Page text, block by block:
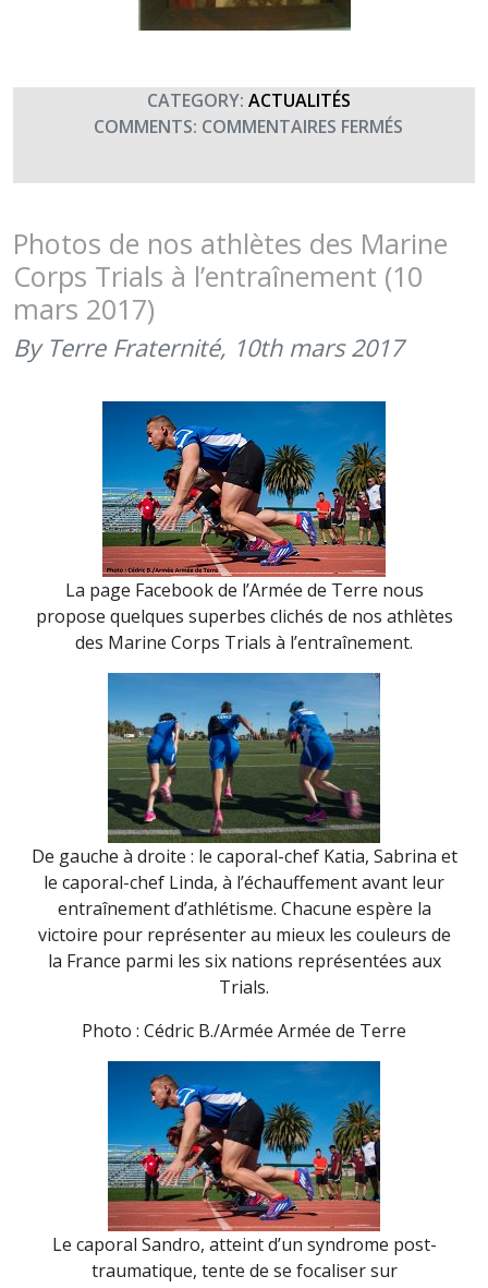
CATEGORY: ACTUALITÉS
COMMENTS: COMMENTAIRES FERMÉS
DES
«
DE
(4
Photos de nos athlètes des Marine
Corps Trials à l’entraînement (10
mars 2017)
By Terre Fraternité, 10th mars 2017
La page Facebook de l’Armée de Terre nous
propose quelques superbes clichés de nos athlètes
des Marine Corps Trials à l’entraînement.
De gauche à droite : le caporal-chef Katia, Sabrina et
le caporal-chef Linda, à l’échauffement avant leur
entraînement d’athlétisme. Chacune espère la
victoire pour représenter au mieux les couleurs de
la France parmi les six nations représentées aux
Trials.
Photo : Cédric B./Armée Armée de Terre
Le caporal Sandro, atteint d’un syndrome post-
traumatique, tente de se focaliser sur